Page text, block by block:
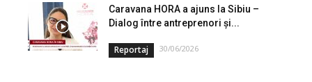
Caravana HORA a ajuns la Sibiu –
Dialog între antreprenori și...
Reportaj 30/06/2026